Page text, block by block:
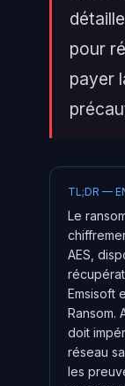
pour
payer
TL;DR —
Le
AES,
Emsisoft
Ransom.
doit
réseau
les